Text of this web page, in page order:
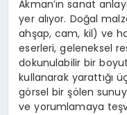
Akman’ın sanat
yer alıyor. Doğal
ahşap, cam, kil) ve
eserleri, geleneksel
dokunulabilir bir
kullanarak yarattığı
görsel bir şölen
ve yorumlamaya